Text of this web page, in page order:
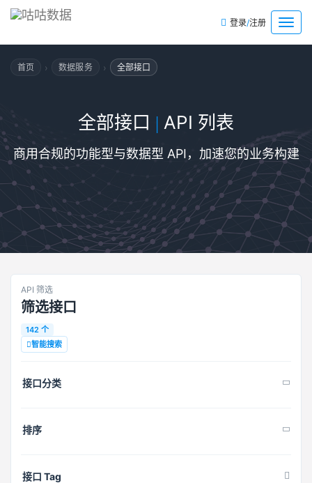
菜
单
登录/注册
首页 › 数据服务 › 全部接口
全部接口 | API 列表
商用合规的功能型与数据型 API，加速您的业务构建
API 筛选
筛选接口
142 个
智能搜索
接口分类
排序
接口 Tag